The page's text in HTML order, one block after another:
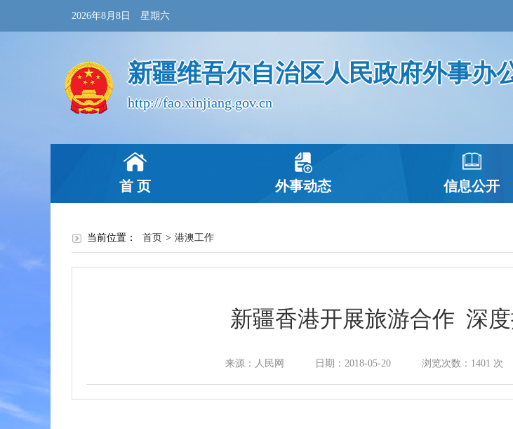
2026年8月8日 星期六
新疆维吾尔自治区人民政府外事办
http://fao.xinjiang.gov.cn
首 页 外事动态 信息公开
政府信息公开
政府信息公开
法定主动公开
当前位置： 首页 > 港澳工作
新疆香港开展旅游合作 深
来源：人民网 日期：2018-05-20 浏览次数： 1401 次